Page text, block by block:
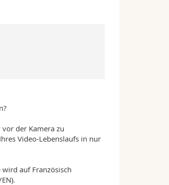
der Kamera zu
Video-Lebenslaufs in nur
auf Französisch